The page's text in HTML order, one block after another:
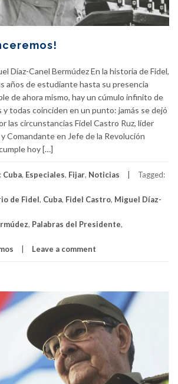
Díaz-Canel Bermúdez En la historia de Fidel,
años de estudiante hasta su presencia
de ahora mismo, hay un cúmulo infinito de
y todas coinciden en un punto: jamás se dejó
las circunstancias Fidel Castro Ruz, líder
Comandante en Jefe de la Revolución
hoy […]
Cuba, Especiales, Fijar, Noticias Tagged:
de Fidel, Cuba, Fidel Castro, Miguel Díaz-
, Palabras del Presidente,
Leave a comment